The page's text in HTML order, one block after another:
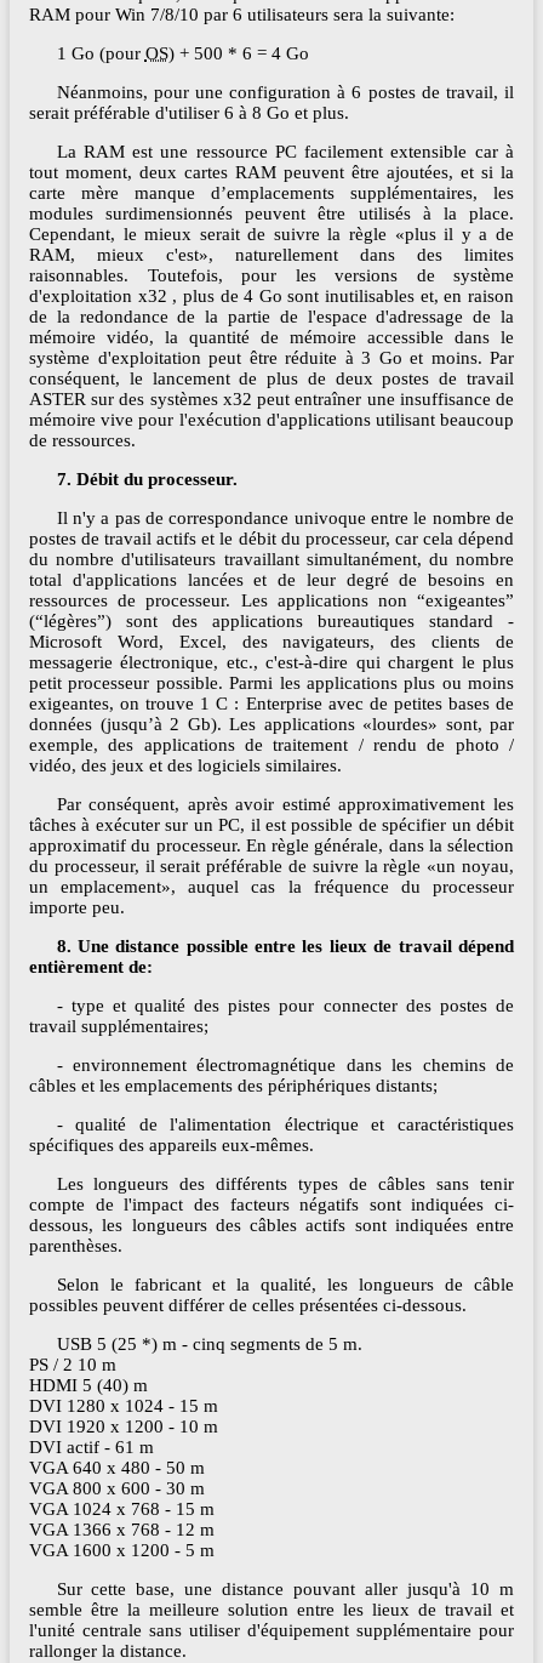
RAM pour Win 7/8/10 par 6 utilisateurs sera la suivante:
1 Go (pour OS) + 500 * 6 = 4 Go
Néanmoins, pour une configuration à 6 postes de travail, il
serait préférable d'utiliser 6 à 8 Go et plus.
La RAM est une ressource PC facilement extensible car à
tout moment, deux cartes RAM peuvent être ajoutées, et si la
carte mère manque d’emplacements supplémentaires, les
modules surdimensionnés peuvent être utilisés à la place.
Cependant, le mieux serait de suivre la règle «plus il y a de
RAM, mieux c'est», naturellement dans des limites
raisonnables. Toutefois, pour les versions de système
d'exploitation x32 , plus de 4 Go sont inutilisables et, en raison
de la redondance de la partie de l'espace d'adressage de la
mémoire vidéo, la quantité de mémoire accessible dans le
système d'exploitation peut être réduite à 3 Go et moins. Par
conséquent, le lancement de plus de deux postes de travail
ASTER sur des systèmes x32 peut entraîner une insuffisance de
mémoire vive pour l'exécution d'applications utilisant beaucoup
de ressources.
7. Débit du processeur.
Il n'y a pas de correspondance univoque entre le nombre de
postes de travail actifs et le débit du processeur, car cela dépend
du nombre d'utilisateurs travaillant simultanément, du nombre
total d'applications lancées et de leur degré de besoins en
ressources de processeur. Les applications non “exigeantes”
(“légères”) sont des applications bureautiques standard -
Microsoft Word, Excel, des navigateurs, des clients de
messagerie électronique, etc., c'est-à-dire qui chargent le plus
petit processeur possible. Parmi les applications plus ou moins
exigeantes, on trouve 1 С : Enterprise avec de petites bases de
données (jusqu’à 2 Gb). Les applications «lourdes» sont, par
exemple, des applications de traitement / rendu de photo /
vidéo, des jeux et des logiciels similaires.
Par conséquent, après avoir estimé approximativement les
tâches à exécuter sur un PC, il est possible de spécifier un débit
approximatif du processeur. En règle générale, dans la sélection
du processeur, il serait préférable de suivre la règle «un noyau,
un emplacement», auquel cas la fréquence du processeur
importe peu.
8. Une distance possible entre les lieux de travail dépend
entièrement de:
- type et qualité des pistes pour connecter des postes de
travail supplémentaires;
- environnement électromagnétique dans les chemins de
câbles et les emplacements des périphériques distants;
- qualité de l'alimentation électrique et caractéristiques
spécifiques des appareils eux-mêmes.
Les longueurs des différents types de câbles sans tenir
compte de l'impact des facteurs négatifs sont indiquées ci-
dessous, les longueurs des câbles actifs sont indiquées entre
parenthèses.
Selon le fabricant et la qualité, les longueurs de câble
possibles peuvent différer de celles présentées ci-dessous.
USB 5 (25 *) m - cinq segments de 5 m.
PS / 2 10 m
HDMI 5 (40) m
DVI 1280 x 1024 - 15 m
DVI 1920 x 1200 - 10 m
DVI actif - 61 m
VGA 640 x 480 - 50 m
VGA 800 x 600 - 30 m
VGA 1024 x 768 - 15 m
VGA 1366 x 768 - 12 m
VGA 1600 x 1200 - 5 m
Sur cette base, une distance pouvant aller jusqu'à 10 m
semble être la meilleure solution entre les lieux de travail et
l'unité centrale sans utiliser d'équipement supplémentaire pour
rallonger la distance.